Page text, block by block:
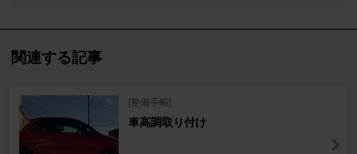
関連する記事
[整備手帳]
車高調取り付け